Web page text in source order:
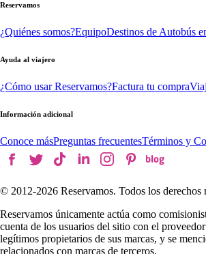
Reservamos
¿Quiénes somos?EquipoDestinos de Autobús
Ayuda al viajero
¿Cómo usar Reservamos?Factura tu compra
Información adicional
Conoce másPreguntas frecuentesTérminos y
© 2012-2026 Reservamos. Todos los derechos
Reservamos únicamente actúa como
cuenta de los usuarios del sitio con el
legítimos propietarios de sus marcas, y se
relacionados con marcas de terceros.